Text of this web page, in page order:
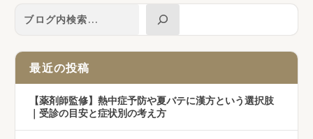
最近の投稿
【薬剤師監修】熱中症予防や夏バテに漢方という選択肢
｜受診の目安と症状別の考え方